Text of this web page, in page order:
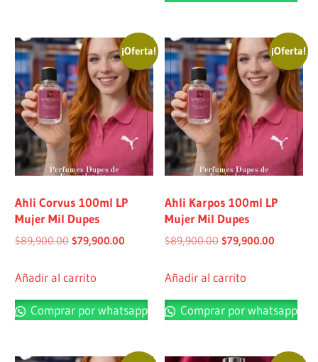
¡Oferta!
Ahli Corvus 100ml LP
Mujer Mil Dupes
$89,900.00 $79,900.00
Añadir al carrito
Comprar por whatsapp
¡Oferta!
Ahli Karpos 100ml LP
Mujer Mil Dupes
$89,900.00 $79,900.00
Añadir al carrito
Comprar por whatsapp